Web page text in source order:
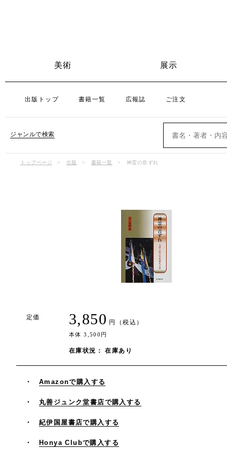
美術 展示
出版トップ 書籍一覧 広報誌 ご注文
ジャンルで検索
トップページ 出版 書籍一覧 神霊の音ずれ
定価 3,850 円（税込）
本体 3,500円
在庫状況： 在庫あり
Amazonで購入する
丸善ジュンク堂書店で購入する
紀伊国屋書店で購入する
Honya Clubで購入する